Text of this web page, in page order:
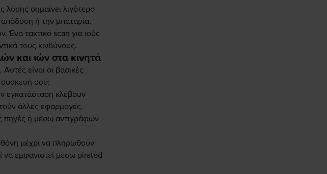
λύσης σημαίνει λιγότερο
ή την μπαταρία,
Ένα τακτικό scan για ιούς
τους κινδύνους.
και ιών στα κινητά
είναι οι βασικές
συσκευή σου:
εγκατάσταση κλέβουν
άλλες εφαρμογές.
πηγές ή μέσω αντιγράφων
μέχρι να πληρωθούν
να εμφανιστεί μέσω pirated